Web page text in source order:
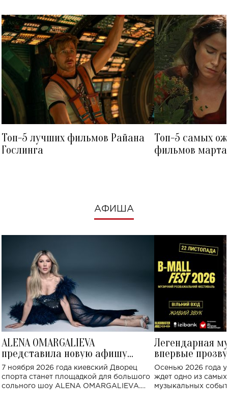
Топ-5 лучших фильмов Райана
Гослинга
Топ-5 самых
фильмов
АФИША
ALENA OMARGALIEVA
представила новую афишу
большого концерта во Дворце
спорта
7 ноября 2026 года киевский Дворец
спорта станет площадкой для большого
сольного шоу ALENA OMARGALIEVA.
Легендарная
впервые
Украине: где
Осенью 2026 года
ждет одно из
музыкальных